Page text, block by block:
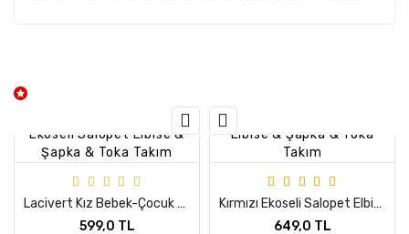
Lacivert Kız Bebek-Çocuk Ekoseli Salopet Elbise & Şapka & Toka Takım
599,0 TL
Kırmızı Ekoseli Salopet Elbise & Şapka & Toka Takım
649,0 TL